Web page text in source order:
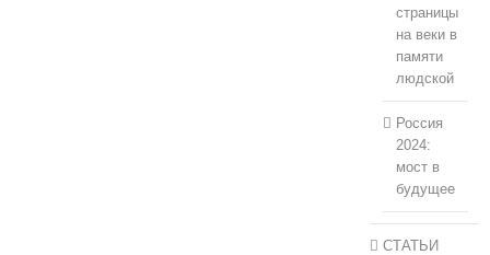
страницы
на веки в
памяти
людской
Россия
2024:
мост в
будущее
СТАТЬИ